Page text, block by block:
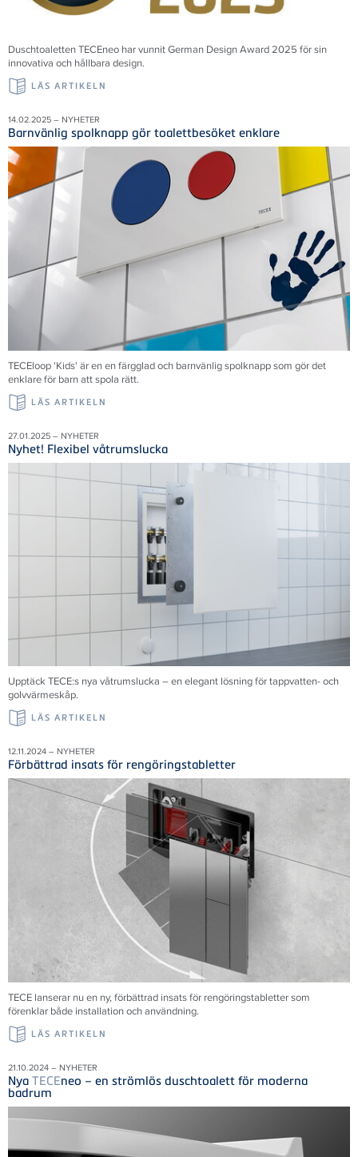
Duschtoaletten TECEneo har vunnit German Design Award 2025 för sin
innovativa och hållbara design.
LÄS ARTIKELN
14.02.2025 – NYHETER
Barnvänlig spolknapp gör toalettbesöket enklare
TECEloop 'Kids' är en en färgglad och barnvänlig spolknapp som gör det
enklare för barn att spola rätt.
LÄS ARTIKELN
27.01.2025 – NYHETER
Nyhet! Flexibel våtrumslucka
Upptäck TECE:s nya våtrumslucka – en elegant lösning för tappvatten- och
golvvärmeskåp.
LÄS ARTIKELN
12.11.2024 – NYHETER
Förbättrad insats för rengöringstabletter
TECE lanserar nu en ny, förbättrad insats för rengöringstabletter som
förenklar både installation och användning.
LÄS ARTIKELN
21.10.2024 – NYHETER
Nya TECEneo – en strömlös duschtoalett för moderna
badrum